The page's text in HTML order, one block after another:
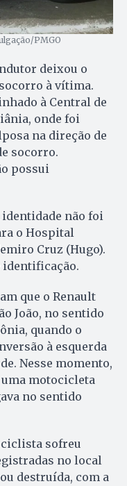
PMGO
deixou o
à vítima.
à Central de
onde foi
na direção de
socorro.
possui
não foi
o Hospital
Cruz (Hugo).
identificação.
que o Renault
João, no sentido
quando o
à esquerda
Nesse momento,
motocicleta
no sentido
sofreu
no local
destruída, com a